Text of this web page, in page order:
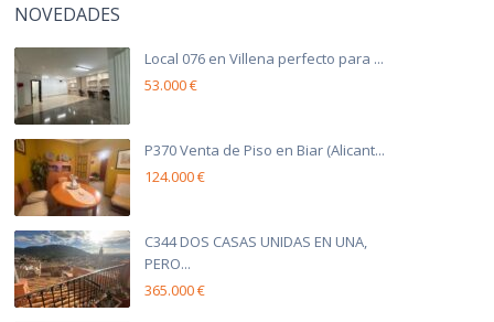
NOVEDADES
Local 076 en Villena perfecto para ...
53.000 €
P370 Venta de Piso en Biar (Alicant...
124.000 €
C344 DOS CASAS UNIDAS EN UNA,
PERO...
365.000 €